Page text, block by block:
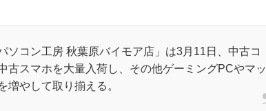
コン工房 秋葉原バイモア店」は3月11日、中古コ
古スマホを大量入荷し、その他ゲーミングPCやマッ
増やして取り揃える。